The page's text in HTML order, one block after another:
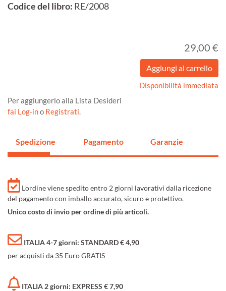
Codice del libro: RE/2008
29,00 €
Disponibilità immediata
Per aggiungerlo alla Lista Desideri
fai Log-ino Registrati
Spedizione Pagamento Garanzie
L'ordine viene spedito entro 2 giorni lavorativi dalla ricezione
del pagamento con imballo accurato, sicuro e protettivo.
Unico costo di invio per ordine di più articoli.
ITALIA 4-7 giorni: STANDARD € 4,90
per acquisti da 35 Euro GRATIS
ITALIA 2 giorni: EXPRESS € 7,90